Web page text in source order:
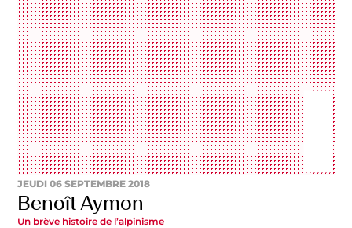
JEUDI 06 SEPTEMBRE 2018
Benoît Aymon
Un brève histoire de l’alpinisme